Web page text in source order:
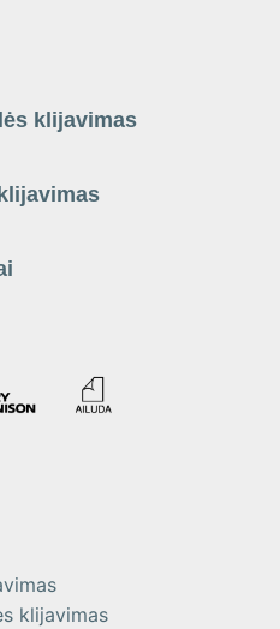
klijavimas
klijavimas